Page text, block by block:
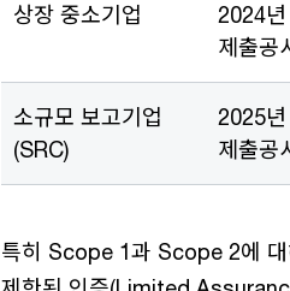
상장 중소기업
2024
제출공
소규모 보고기업
(SRC)
2025
제출공
특히 Scope 1과 Scope 2에 대